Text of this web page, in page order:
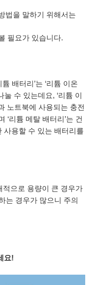
법을 말하기 위해서는
필요가 있습니다.
배터리’는 ‘리튬 이온
눌 수 있는데요, ‘리튬 이
노트북에 사용되는 충전
‘리튬 메탈 배터리’는 건
사용할 수 있는 배터리를
적으로 용량이 큰 경우가
는 경우가 많으니 주의
요!